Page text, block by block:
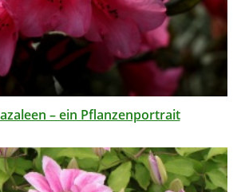
– ein Pflanzenportrait